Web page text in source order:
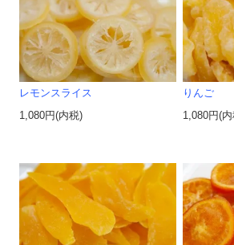
レモンスライス
1,080円(内税)
りんご
1,080円(